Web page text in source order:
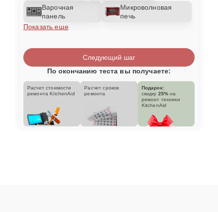
Варочная
панель
Микроволновая
печь
Показать еще
Следующий шаг
По окончанию теста вы получаете:
Расчет стоимости
ремонта KitchenAid
Расчет сроков
ремонта
Подарок:
скидку 25% на
ремонт техники
KitchenAid